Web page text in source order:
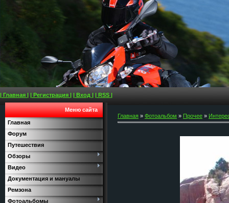
| Главная | | Регистрация | | Вход | | RSS |
Меню сайта
Главная
Форум
Путешествия
Обзоры
Видео
Документация и мануалы
Ремзона
Фотоальбомы
Главная » Фотоальбом » Прочее »